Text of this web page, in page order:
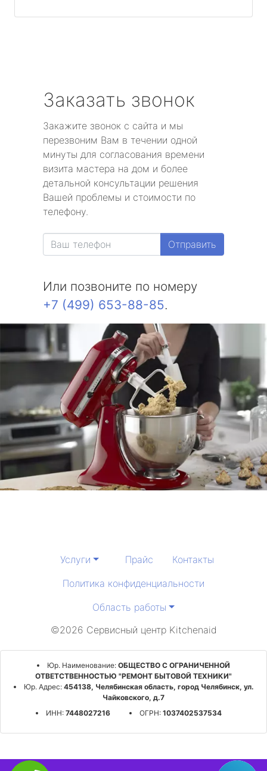
Заказать звонок
Закажите звонок с сайта и мы
перезвоним Вам в течении одной
минуты для согласования времени
визита мастера на дом и более
детальной консультации решения
Вашей проблемы и стоимости по
телефону.
Отправить
Или позвоните по номеру
+7 (499) 653-88-85.
Услуги Прайс
Контакты
Политика конфиденциальности
Область работы
©2026 Сервисный центр Kitchenaid
Юр. Наименование: ОБЩЕСТВО С ОГРАНИЧЕННОЙ
ОТВЕТСТВЕННОСТЬЮ "РЕМОНТ БЫТОВОЙ ТЕХНИКИ"
Юр. Адрес:454138, Челябинская область, город Челябинск, ул.
Чайковского, д.7
ИНН: 7448027216 ОГРН: 1037402537534